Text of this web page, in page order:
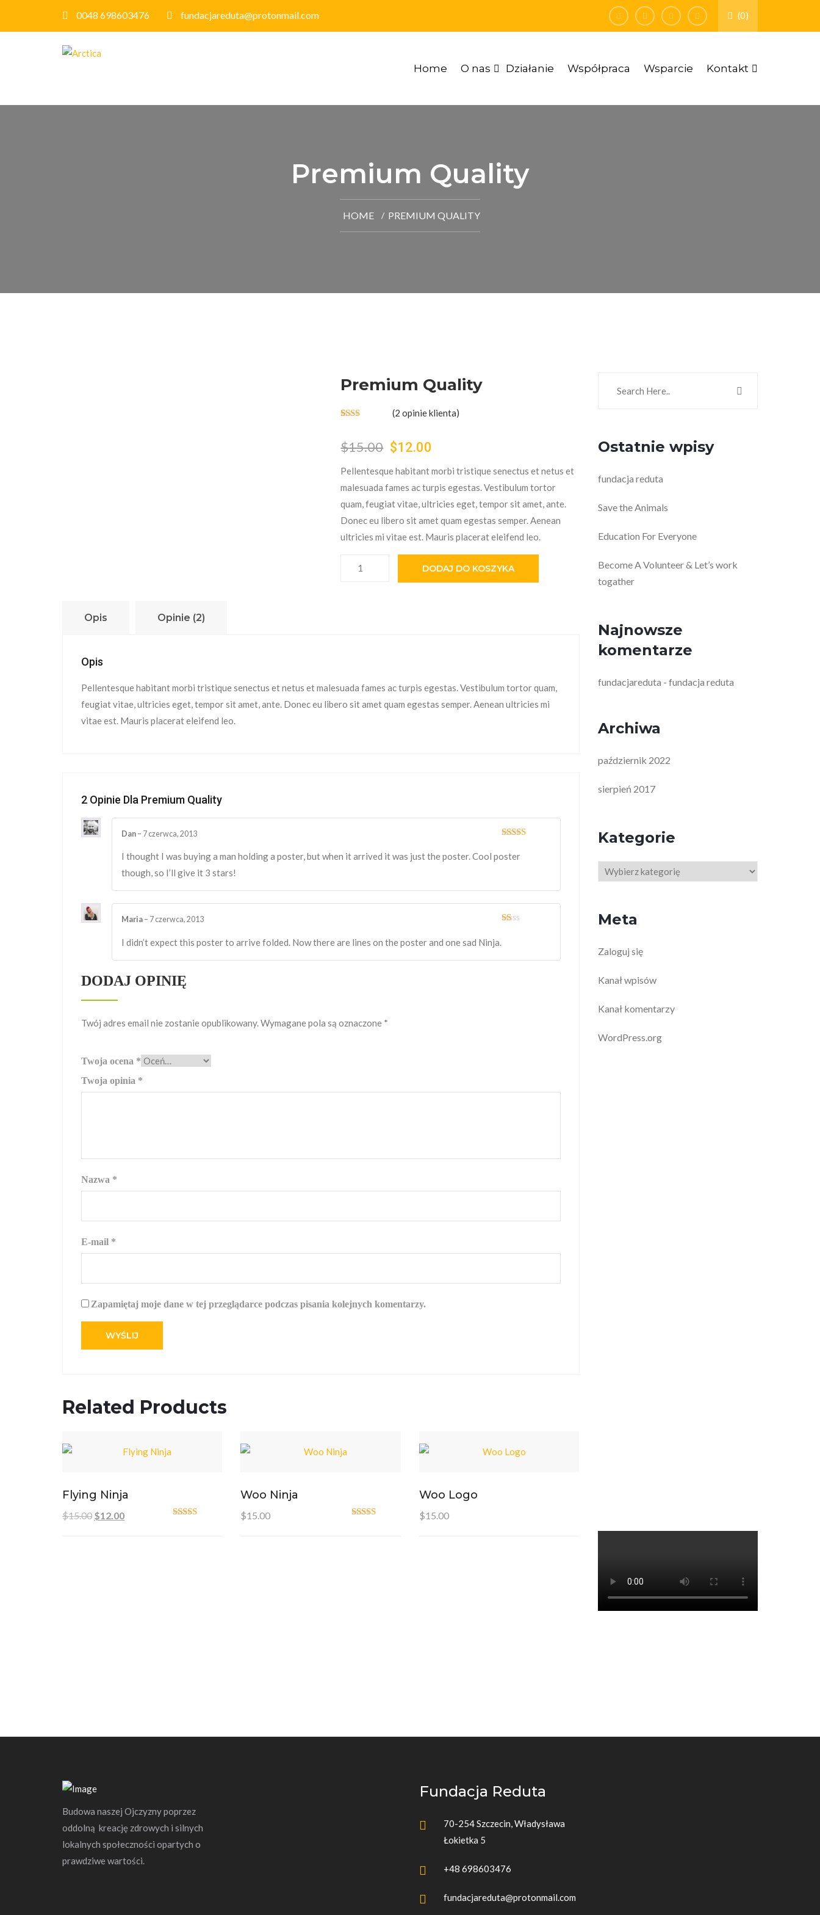
0048 698603476 fundacjareduta@protonmail.com (0)
Home O nas Działanie Współpraca Wsparcie Kontakt
Premium Quality
HOME PREMIUM QUALITY
Premium Quality
na 5
na
ocen
(2 opinie klienta)
$15.00 Pierwotna cena wynosiła: $15.00.
$12.00
Pellentesque habitant morbi tristique senectus et netus et
malesuada fames ac turpis egestas. Vestibulum tortor
quam, feugiat vitae, ultricies eget, tempor sit amet, ante.
Donec eu libero sit amet quam egestas semper. Aenean
ultricies mi vitae est. Mauris placerat eleifend leo.
DODAJ DO KOSZYKA
Opis Opinie (2)
Opis
Pellentesque habitant morbi tristique senectus et netus et malesuada fames ac turpis egestas. Vestibulum tortor quam,
feugiat vitae, ultricies eget, tempor sit amet, ante. Donec eu libero sit amet quam egestas semper. Aenean ultricies mi
vitae est. Mauris placerat eleifend leo.
2 Opinie Dla Premium Quality
3na 5
Dan – 7 czerwca, 2013
I thought I was buying a man holding a poster, but when it arrived it was just the poster. Cool poster
though, so I’ll give it 3 stars!
5
Maria – 7 czerwca, 2013
I didn’t expect this poster to arrive folded. Now there are lines on the poster and one sad Ninja.
DODAJ OPINIĘ
Twój adres email nie zostanie opublikowany.Wymagane pola są oznaczone *
Twoja ocena *
Twoja opinia *
Nazwa *
E-mail *
Zapamiętaj moje dane w tej przeglądarce podczas pisania kolejnych komentarzy.
Related Products
Flying Ninja
$15.00 Pierwotna cena wynosiła: $15.00.
$12.00Aktualna cena wynosi: $12.00.
Woo Ninja
$15.00
Woo Logo
$15.00
Ostatnie wpisy
fundacja reduta
Save the Animals
Education For Everyone
Become A Volunteer & Let’s work
togather
Najnowsze
komentarze
fundacjareduta - fundacja reduta
Archiwa
październik 2022
sierpień 2017
Kategorie
Kategorie
Meta
Zaloguj się
Kanał wpisów
Kanał komentarzy
WordPress.org
Budowa naszej Ojczyzny poprzez
oddolną kreację zdrowych i silnych
lokalnych społeczności opartych o
prawdziwe wartości.
Fundacja Reduta
70-254 Szczecin, Władysława
Łokietka 5
+48 698603476
fundacjareduta@protonmail.com